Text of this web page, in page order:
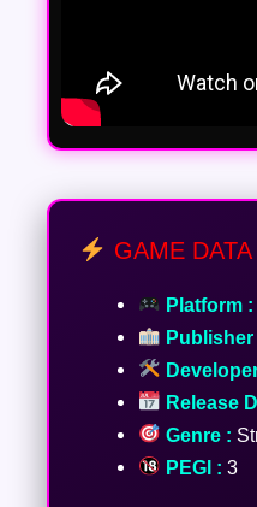
GAME DATA
Platform :
Publisher
Release
Genre :
PEGI : 3